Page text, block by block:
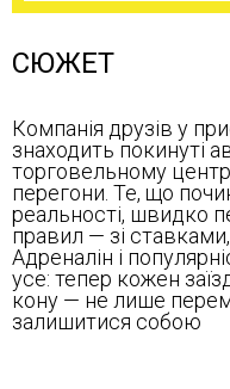
СЮЖЕТ
Компанія друзів у
знаходить покинуті
торговельному
перегони. Те, що
реальності, швидко
правил — зі
Адреналін і
усе: тепер кожен
кону — не лише
залишитися собою